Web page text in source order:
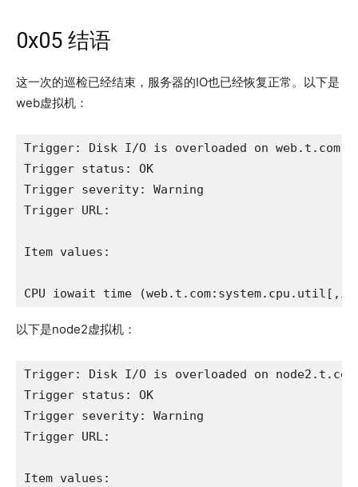
0x05 结语
这一次的巡检已经结束，服务器的IO也已经恢复正常。以下是
web虚拟机：
Trigger: Disk I/O is overloaded on web.t.com
Trigger status: OK
Trigger severity: Warning
Trigger URL:
Item values:
CPU iowait time
以下是node2虚拟机：
Trigger: Disk I/O is overloaded on node2.t.com
Trigger status: OK
Trigger severity: Warning
Trigger URL:
Item values: